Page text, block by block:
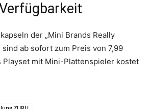
der „Mini Brands Really
sind ab sofort zum Preis von 7,99
Playset mit Mini-Plattenspieler kostet